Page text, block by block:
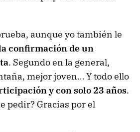
aunque yo también le
confirmación de un
. Segundo en la general,
mejor joven… Y todo ello
y con solo 23 años.
pedir? Gracias por el